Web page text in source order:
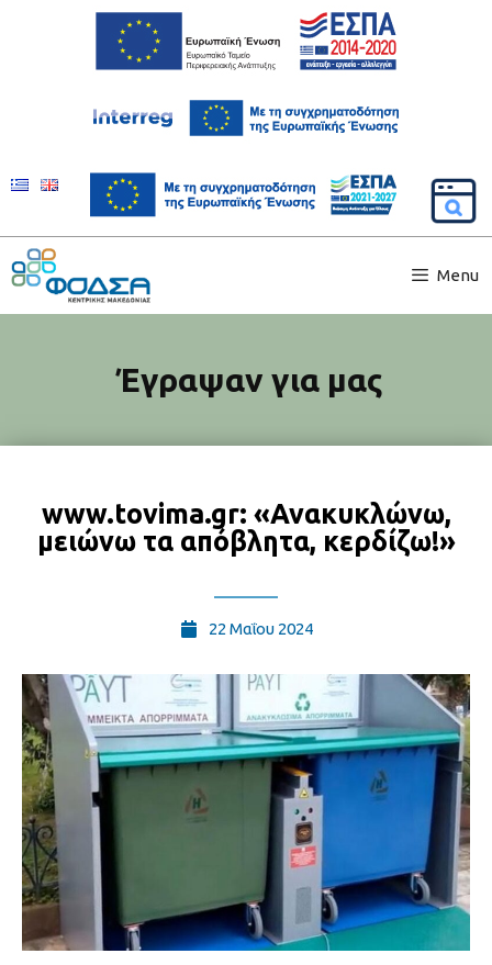
Menu
Έγραψαν για μας
www.tovima.gr: «Ανακυκλώνω,
µειώνω τα απόβλητα, κερδίζω!»
22 Μαΐου 2024